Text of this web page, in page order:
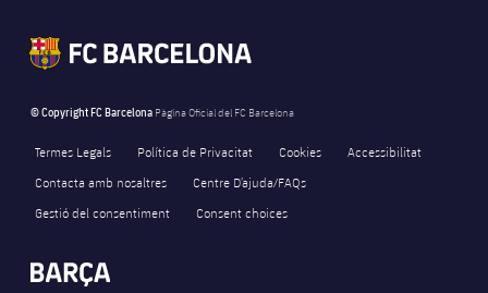
© Copyright FC Barcelona Pàgina Oficial del FC Barcelona
Termes Legals Política de Privacitat Cookies
Accessibilitat
Contacta amb nosaltres
Centre D’ajuda/FAQs
Gestió del consentiment
Consent choices